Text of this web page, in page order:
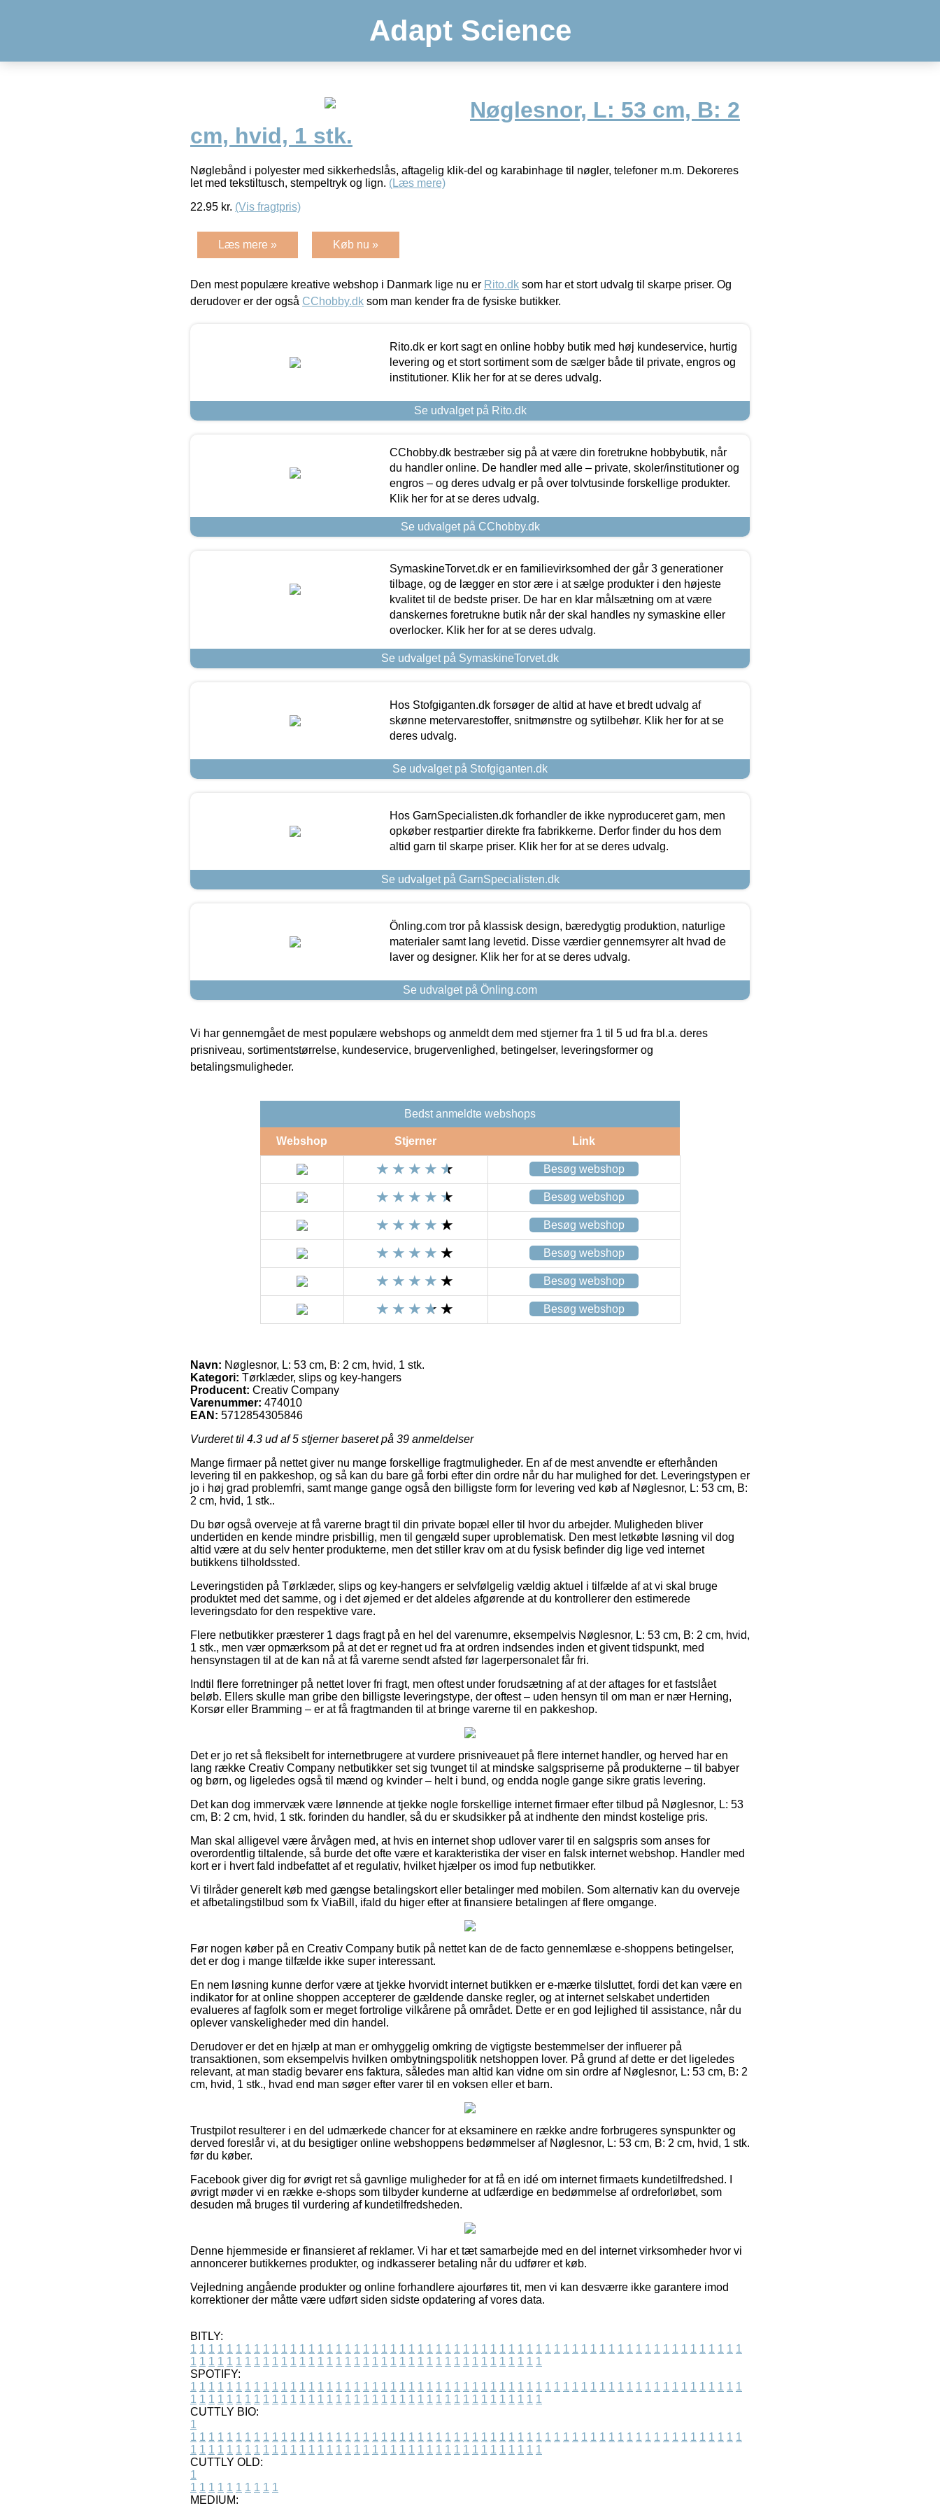
Adapt Science
Nøglesnor, L: 53 cm, B: 2
cm, hvid, 1 stk.
Nøglebånd i polyester med sikkerhedslås, aftagelig klik-del og karabinhage til nøgler, telefoner m.m. Dekoreres
let med tekstiltusch, stempeltryk og lign. (Læs mere)
22.95 kr. (Vis fragtpris)
Læs mere » Køb nu »
Den mest populære kreative webshop i Danmark lige nu er Rito.dk som har et stort udvalg til skarpe priser. Og
derudover er der også CChobby.dk som man kender fra de fysiske butikker.
Rito.dk er kort sagt en online hobby butik med høj kundeservice, hurtig
levering og et stort sortiment som de sælger både til private, engros og
institutioner. Klik her for at se deres udvalg.
Se udvalget på Rito.dk
CChobby.dk bestræber sig på at være din foretrukne hobbybutik, når
du handler online. De handler med alle – private, skoler/institutioner og
engros – og deres udvalg er på over tolvtusinde forskellige produkter.
Klik her for at se deres udvalg.
Se udvalget på CChobby.dk
SymaskineTorvet.dk er en familievirksomhed der går 3 generationer
tilbage, og de lægger en stor ære i at sælge produkter i den højeste
kvalitet til de bedste priser. De har en klar målsætning om at være
danskernes foretrukne butik når der skal handles ny symaskine eller
overlocker. Klik her for at se deres udvalg.
Se udvalget på SymaskineTorvet.dk
Hos Stofgiganten.dk forsøger de altid at have et bredt udvalg af
skønne metervarestoffer, snitmønstre og sytilbehør. Klik her for at se
deres udvalg.
Se udvalget på Stofgiganten.dk
Hos GarnSpecialisten.dk forhandler de ikke nyproduceret garn, men
opkøber restpartier direkte fra fabrikkerne. Derfor finder du hos dem
altid garn til skarpe priser. Klik her for at se deres udvalg.
Se udvalget på GarnSpecialisten.dk
Önling.com tror på klassisk design, bæredygtig produktion, naturlige
materialer samt lang levetid. Disse værdier gennemsyrer alt hvad de
laver og designer. Klik her for at se deres udvalg.
Se udvalget på Önling.com
Vi har gennemgået de mest populære webshops og anmeldt dem med stjerner fra 1 til 5 ud fra bl.a. deres
prisniveau, sortimentstørrelse, kundeservice, brugervenlighed, betingelser, leveringsformer og
betalingsmuligheder.
Bedst anmeldte webshops
Webshop Stjerner Link
Besøg webshop
Besøg webshop
Besøg webshop
Besøg webshop
Besøg webshop
Besøg webshop
Navn: Nøglesnor, L: 53 cm, B: 2 cm, hvid, 1 stk.
Kategori: Tørklæder, slips og key-hangers
Producent: Creativ Company
Varenummer: 474010
EAN: 5712854305846
Vurderet til 4.3 ud af 5 stjerner baseret på 39 anmeldelser
Mange firmaer på nettet giver nu mange forskellige fragtmuligheder. En af de mest anvendte er efterhånden
levering til en pakkeshop, og så kan du bare gå forbi efter din ordre når du har mulighed for det. Leveringstypen er
jo i høj grad problemfri, samt mange gange også den billigste form for levering ved køb af Nøglesnor, L: 53 cm, B:
2 cm, hvid, 1 stk..
Du bør også overveje at få varerne bragt til din private bopæl eller til hvor du arbejder. Muligheden bliver
undertiden en kende mindre prisbillig, men til gengæld super uproblematisk. Den mest letkøbte løsning vil dog
altid være at du selv henter produkterne, men det stiller krav om at du fysisk befinder dig lige ved internet
butikkens tilholdssted.
Leveringstiden på Tørklæder, slips og key-hangers er selvfølgelig vældig aktuel i tilfælde af at vi skal bruge
produktet med det samme, og i det øjemed er det aldeles afgørende at du kontrollerer den estimerede
leveringsdato for den respektive vare.
Flere netbutikker præsterer 1 dags fragt på en hel del varenumre, eksempelvis Nøglesnor, L: 53 cm, B: 2 cm, hvid,
1 stk., men vær opmærksom på at det er regnet ud fra at ordren indsendes inden et givent tidspunkt, med
hensynstagen til at de kan nå at få varerne sendt afsted før lagerpersonalet får fri.
Indtil flere forretninger på nettet lover fri fragt, men oftest under forudsætning af at der aftages for et fastslået
beløb. Ellers skulle man gribe den billigste leveringstype, der oftest – uden hensyn til om man er nær Herning,
Korsør eller Bramming – er at få fragtmanden til at bringe varerne til en pakkeshop.
Det er jo ret så fleksibelt for internetbrugere at vurdere prisniveauet på flere internet handler, og herved har en
lang række Creativ Company netbutikker set sig tvunget til at mindske salgspriserne på produkterne – til babyer
og børn, og ligeledes også til mænd og kvinder – helt i bund, og endda nogle gange sikre gratis levering.
Det kan dog immervæk være lønnende at tjekke nogle forskellige internet firmaer efter tilbud på Nøglesnor, L: 53
cm, B: 2 cm, hvid, 1 stk. forinden du handler, så du er skudsikker på at indhente den mindst kostelige pris.
Man skal alligevel være årvågen med, at hvis en internet shop udlover varer til en salgspris som anses for
overordentlig tiltalende, så burde det ofte være et karakteristika der viser en falsk internet webshop. Handler med
kort er i hvert fald indbefattet af et regulativ, hvilket hjælper os imod fup netbutikker.
Vi tilråder generelt køb med gængse betalingskort eller betalinger med mobilen. Som alternativ kan du overveje
et afbetalingstilbud som fx ViaBill, ifald du higer efter at finansiere betalingen af flere omgange.
Før nogen køber på en Creativ Company butik på nettet kan de de facto gennemlæse e-shoppens betingelser,
det er dog i mange tilfælde ikke super interessant.
En nem løsning kunne derfor være at tjekke hvorvidt internet butikken er e-mærke tilsluttet, fordi det kan være en
indikator for at online shoppen accepterer de gældende danske regler, og at internet selskabet undertiden
evalueres af fagfolk som er meget fortrolige vilkårene på området. Dette er en god lejlighed til assistance, når du
oplever vanskeligheder med din handel.
Derudover er det en hjælp at man er omhyggelig omkring de vigtigste bestemmelser der influerer på
transaktionen, som eksempelvis hvilken ombytningspolitik netshoppen lover. På grund af dette er det ligeledes
relevant, at man stadig bevarer ens faktura, således man altid kan vidne om sin ordre af Nøglesnor, L: 53 cm, B: 2
cm, hvid, 1 stk., hvad end man søger efter varer til en voksen eller et barn.
Trustpilot resulterer i en del udmærkede chancer for at eksaminere en række andre forbrugeres synspunkter og
derved foreslår vi, at du besigtiger online webshoppens bedømmelser af Nøglesnor, L: 53 cm, B: 2 cm, hvid, 1 stk.
før du køber.
Facebook giver dig for øvrigt ret så gavnlige muligheder for at få en idé om internet firmaets kundetilfredshed. I
øvrigt møder vi en række e-shops som tilbyder kunderne at udfærdige en bedømmelse af ordreforløbet, som
desuden må bruges til vurdering af kundetilfredsheden.
Denne hjemmeside er finansieret af reklamer. Vi har et tæt samarbejde med en del internet virksomheder hvor vi
annoncerer butikkernes produkter, og indkasserer betaling når du udfører et køb.
Vejledning angående produkter og online forhandlere ajourføres tit, men vi kan desværre ikke garantere imod
korrektioner der måtte være udført siden sidste opdatering af vores data.
BITLY:
1 1 1 1 1 1 1 1 1 1 1 1 1 1 1 1 1 1 1 1 1 1 1 1 1 1 1 1 1 1 1 1 1 1 1 1 1 1 1 1 1 1 1 1 1 1 1 1 1 1 1 1 1 1 1 1 1 1 1 1 1
1 1 1 1 1 1 1 1 1 1 1 1 1 1 1 1 1 1 1 1 1 1 1 1 1 1 1 1 1 1 1 1 1 1 1 1 1 1 1
SPOTIFY:
1 1 1 1 1 1 1 1 1 1 1 1 1 1 1 1 1 1 1 1 1 1 1 1 1 1 1 1 1 1 1 1 1 1 1 1 1 1 1 1 1 1 1 1 1 1 1 1 1 1 1 1 1 1 1 1 1 1 1 1 1
1 1 1 1 1 1 1 1 1 1 1 1 1 1 1 1 1 1 1 1 1 1 1 1 1 1 1 1 1 1 1 1 1 1 1 1 1 1 1
CUTTLY BIO:
1
1 1 1 1 1 1 1 1 1 1 1 1 1 1 1 1 1 1 1 1 1 1 1 1 1 1 1 1 1 1 1 1 1 1 1 1 1 1 1 1 1 1 1 1 1 1 1 1 1 1 1 1 1 1 1 1 1 1 1 1 1
1 1 1 1 1 1 1 1 1 1 1 1 1 1 1 1 1 1 1 1 1 1 1 1 1 1 1 1 1 1 1 1 1 1 1 1 1 1 1
CUTTLY OLD:
1
1 1 1 1 1 1 1 1 1 1
MEDIUM: